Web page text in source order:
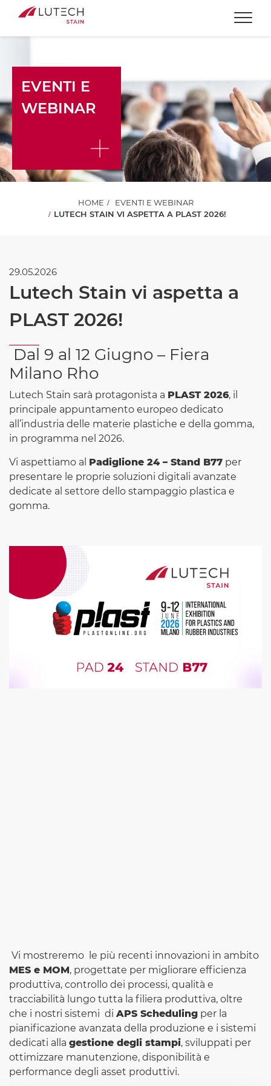
EVENTI E
WEBINAR
HOME
EVENTI E WEBINAR
LUTECH STAIN VI ASPETTA A PLAST 2026!
29.05.2026
Lutech Stain vi aspetta a
PLAST 2026!
Dal 9 al 12 Giugno – Fiera
Milano Rho
Lutech Stain sarà protagonista a PLAST 2026, il
principale appuntamento europeo dedicato
all’industria delle materie plastiche e della gomma,
in programma nel 2026.
Vi aspettiamo al Padiglione 24 – Stand B77 per
presentare le proprie soluzioni digitali avanzate
dedicate al settore dello stampaggio plastica e
gomma.
Vi mostreremo le più recenti innovazioni in ambito
MES e MOM, progettate per migliorare efficienza
produttiva, controllo dei processi, qualità e
tracciabilità lungo tutta la filiera produttiva, oltre
che i nostri sistemi di APS Scheduling per la
pianificazione avanzata della produzione e i sistemi
dedicati alla gestione degli stampi, sviluppati per
ottimizzare manutenzione, disponibilità e
performance degli asset produttivi.